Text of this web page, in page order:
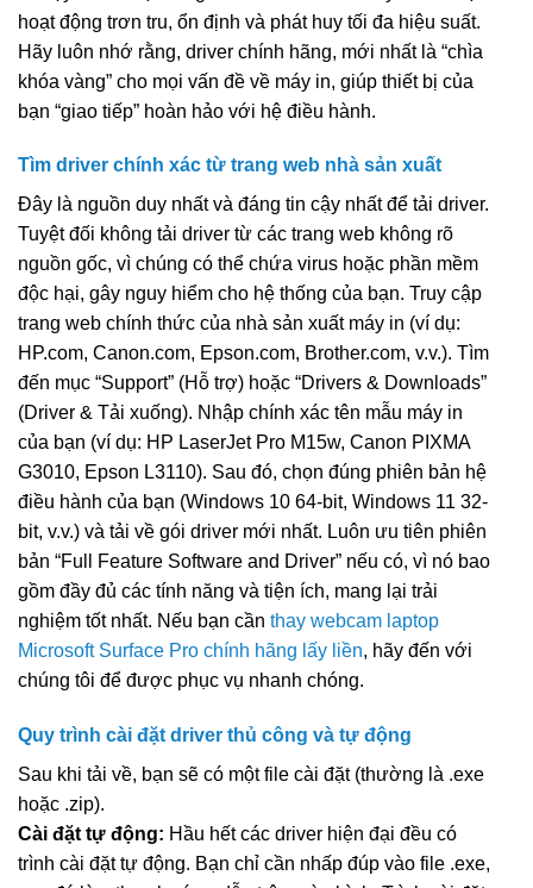
hoạt động trơn tru, ổn định và phát huy tối đa hiệu suất.
Hãy luôn nhớ rằng, driver chính hãng, mới nhất là “chìa
khóa vàng” cho mọi vấn đề về máy in, giúp thiết bị của
bạn “giao tiếp” hoàn hảo với hệ điều hành.
Tìm driver chính xác từ trang web nhà sản xuất
Đây là nguồn duy nhất và đáng tin cậy nhất để tải driver.
Tuyệt đối không tải driver từ các trang web không rõ
nguồn gốc, vì chúng có thể chứa virus hoặc phần mềm
độc hại, gây nguy hiểm cho hệ thống của bạn. Truy cập
trang web chính thức của nhà sản xuất máy in (ví dụ:
HP.com, Canon.com, Epson.com, Brother.com, v.v.). Tìm
đến mục “Support” (Hỗ trợ) hoặc “Drivers & Downloads”
(Driver & Tải xuống). Nhập chính xác tên mẫu máy in
của bạn (ví dụ: HP LaserJet Pro M15w, Canon PIXMA
G3010, Epson L3110). Sau đó, chọn đúng phiên bản hệ
điều hành của bạn (Windows 10 64-bit, Windows 11 32-
bit, v.v.) và tải về gói driver mới nhất. Luôn ưu tiên phiên
bản “Full Feature Software and Driver” nếu có, vì nó bao
gồm đầy đủ các tính năng và tiện ích, mang lại trải
nghiệm tốt nhất. Nếu bạn cần thay webcam laptop
Microsoft Surface Pro chính hãng lấy liền, hãy đến với
chúng tôi để được phục vụ nhanh chóng.
Quy trình cài đặt driver thủ công và tự động
Sau khi tải về, bạn sẽ có một file cài đặt (thường là .exe
hoặc .zip).
Cài đặt tự động: Hầu hết các driver hiện đại đều có
trình cài đặt tự động. Bạn chỉ cần nhấp đúp vào file .exe,